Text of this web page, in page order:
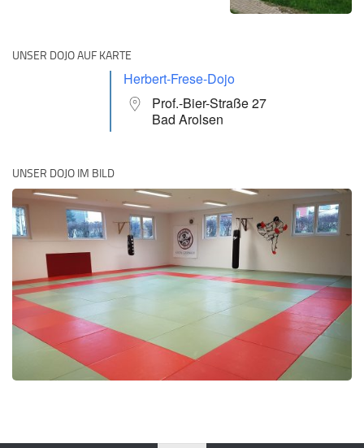
UNSER DOJO AUF KARTE
Herbert-Frese-Dojo
Prof.-Bier-Straße 27
Bad Arolsen
UNSER DOJO IM BILD